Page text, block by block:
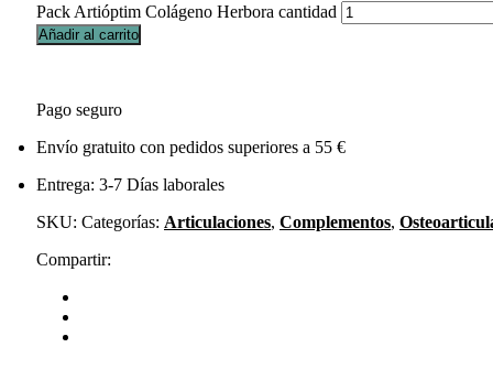
Pack Artióptim Colágeno Herbora cantidad
Añadir al carrito
Pago seguro
Envío gratuito con pedidos superiores a 55 €
Entrega: 3-7 Días laborales
SKU: Categorías: Articulaciones, Complementos,
Compartir: